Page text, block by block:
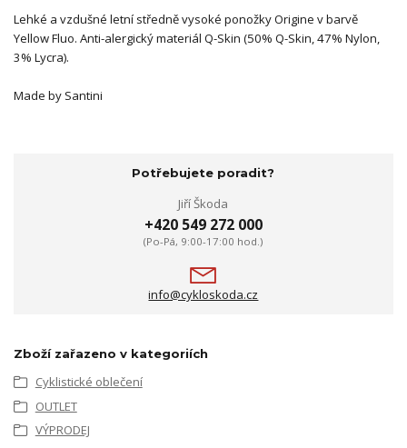
Lehké a vzdušné letní středně vysoké ponožky Origine v barvě
Yellow Fluo. Anti-alergický materiál Q-Skin (50% Q-Skin, 47% Nylon,
3% Lycra).
Made by Santini
Potřebujete poradit?
Jiří Škoda
+420 549 272 000
(Po-Pá, 9:00-17:00 hod.)
info@cykloskoda.cz
Zboží zařazeno v kategoriích
Cyklistické oblečení
OUTLET
VÝPRODEJ